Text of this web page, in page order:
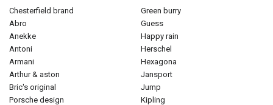
chesterfield brand
abro
anekke
antoni
armani
arthur & aston
bric's original
porsche design
green burry
guess
happy rain
herschel
hexagona
jansport
jump
kipling